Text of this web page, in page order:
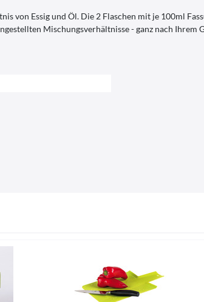
von Essig und Öl. Die 2 Flaschen mit je 100ml
Mischungsverhältnisse - ganz nach